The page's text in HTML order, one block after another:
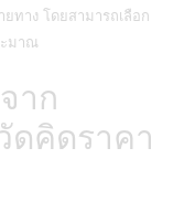
ทาง โดยสามารถเลือก
มาณ
าก
ดคิดราคา